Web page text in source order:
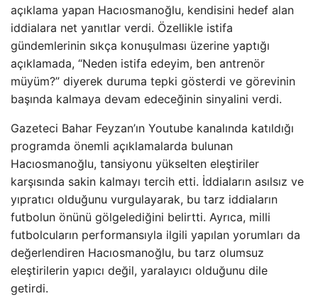
açıklama yapan Hacıosmanoğlu, kendisini hedef alan
iddialara net yanıtlar verdi. Özellikle istifa
gündemlerinin sıkça konuşulması üzerine yaptığı
açıklamada, “Neden istifa edeyim, ben antrenör
müyüm?” diyerek duruma tepki gösterdi ve görevinin
başında kalmaya devam edeceğinin sinyalini verdi.
Gazeteci Bahar Feyzan’ın Youtube kanalında katıldığı
programda önemli açıklamalarda bulunan
Hacıosmanoğlu, tansiyonu yükselten eleştiriler
karşısında sakin kalmayı tercih etti. İddiaların asılsız ve
yıpratıcı olduğunu vurgulayarak, bu tarz iddiaların
futbolun önünü gölgelediğini belirtti. Ayrıca, milli
futbolcuların performansıyla ilgili yapılan yorumları da
değerlendiren Hacıosmanoğlu, bu tarz olumsuz
eleştirilerin yapıcı değil, yaralayıcı olduğunu dile
getirdi.